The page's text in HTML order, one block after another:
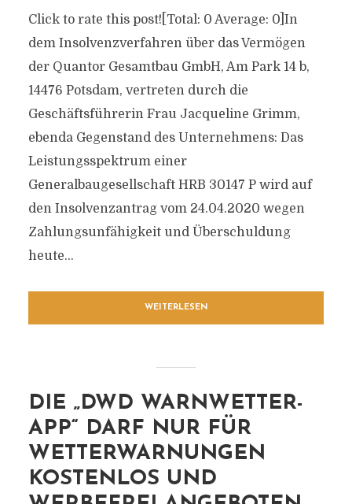
Click to rate this post![Total: 0 Average: 0]In
dem Insolvenzverfahren über das Vermögen
der Quantor Gesamtbau GmbH, Am Park 14 b,
14476 Potsdam, vertreten durch die
Geschäftsführerin Frau Jacqueline Grimm,
ebenda Gegenstand des Unternehmens: Das
Leistungsspektrum einer
Generalbaugesellschaft HRB 30147 P wird auf
den Insolvenzantrag vom 24.04.2020 wegen
Zahlungsunfähigkeit und Überschuldung
heute...
WEITERLESEN
DIE „DWD WARNWETTER-
APP“ DARF NUR FÜR
WETTERWARNUNGEN
KOSTENLOS UND